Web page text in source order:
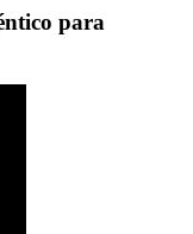
para